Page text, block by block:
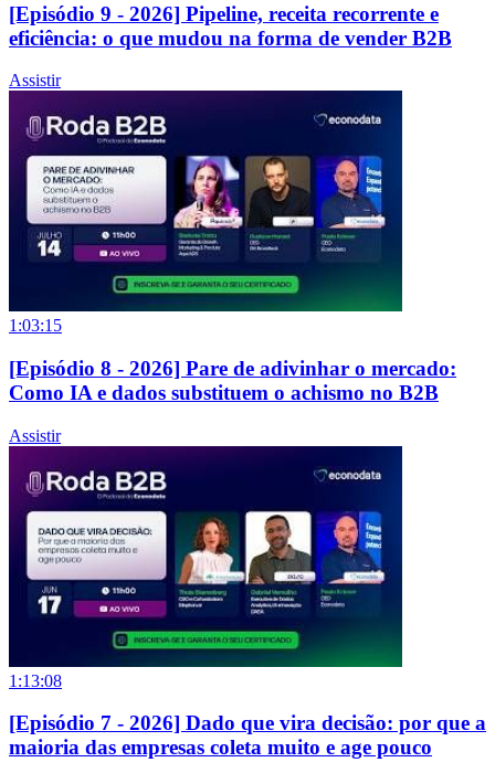
[Episódio 9 - 2026] Pipeline, receita recorrente e
eficiência: o que mudou na forma de vender B2B
Assistir
1:03:15
[Episódio 8 - 2026] Pare de adivinhar o mercado:
Como IA e dados substituem o achismo no B2B
Assistir
1:13:08
[Episódio 7 - 2026] Dado que vira decisão: por que a
maioria das empresas coleta muito e age pouco